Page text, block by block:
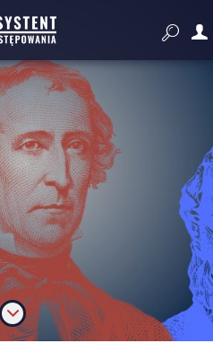
 
Przygotowanie i prowadzenie
postępowania
Złóż ofertę
Dodatkowe narzędzia do pracy z
zamówieniami publicznymi
Wyszukiwarka zagranicznych
przetargów
